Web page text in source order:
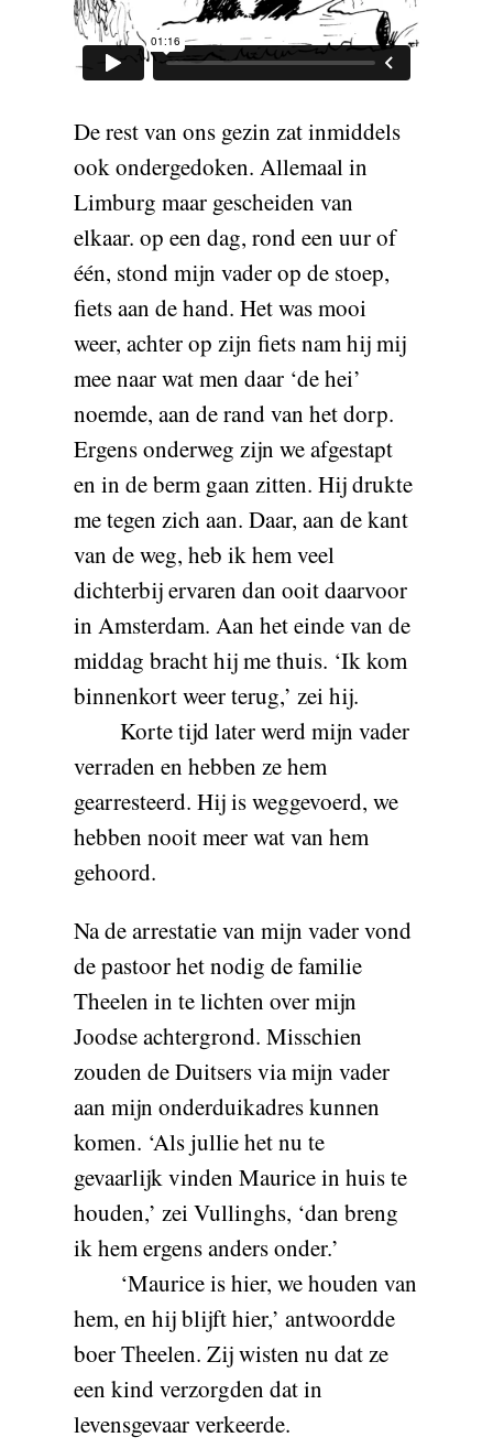
De rest van ons gezin zat inmiddels
ook ondergedoken. Allemaal in
Limburg maar gescheiden van
elkaar. op een dag, rond een uur of
één, stond mijn vader op de stoep,
fiets aan de hand. Het was mooi
weer, achter op zijn fiets nam hij mij
mee naar wat men daar ‘de hei’
noemde, aan de rand van het dorp.
Ergens onderweg zijn we afgestapt
en in de berm gaan zitten. Hij drukte
me tegen zich aan. Daar, aan de kant
van de weg, heb ik hem veel
dichterbij ervaren dan ooit daarvoor
in Amsterdam. Aan het einde van de
middag bracht hij me thuis. ‘Ik kom
binnenkort weer terug,’ zei hij.
Korte tijd later werd mijn vader
verraden en hebben ze hem
gearresteerd. Hij is weggevoerd, we
hebben nooit meer wat van hem
gehoord.
Na de arrestatie van mijn vader vond
de pastoor het nodig de familie
Theelen in te lichten over mijn
Joodse achtergrond. Misschien
zouden de Duitsers via mijn vader
aan mijn onderduikadres kunnen
komen. ‘Als jullie het nu te
gevaarlijk vinden Maurice in huis te
houden,’ zei Vullinghs, ‘dan breng
ik hem ergens anders onder.’
‘Maurice is hier, we houden van
hem, en hij blijft hier,’ antwoordde
boer Theelen. Zij wisten nu dat ze
een kind verzorgden dat in
levensgevaar verkeerde.